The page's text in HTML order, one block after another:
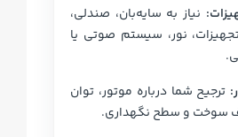
نیاز به سایه‌بان، صندلی،
نور، سیستم صوتی یا
ترجیح شما درباره موتور، توان
سوخت و سطح نگهداری.